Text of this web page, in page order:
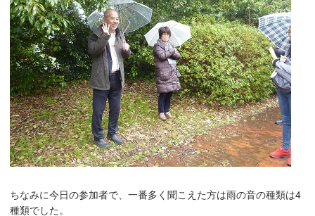
ちなみに今日の参加者で、一番多く聞こえた方は雨の音の種類は4
種類でした。